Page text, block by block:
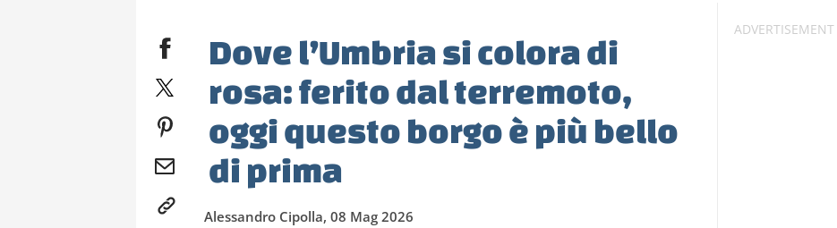
Dove l’Umbria si colora di
rosa: ferito dal terremoto,
oggi questo borgo è più bello
di prima
Alessandro Cipolla, 08 Mag 2026